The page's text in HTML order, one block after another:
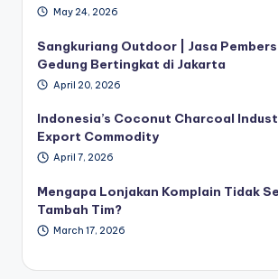
May 24, 2026
Sangkuriang Outdoor | Jasa
Gedung Bertingkat di Jakarta
April 20, 2026
Indonesia’s Coconut Charcoal
Export Commodity
April 7, 2026
Mengapa Lonjakan Komplain Tidak
Tambah Tim?
March 17, 2026